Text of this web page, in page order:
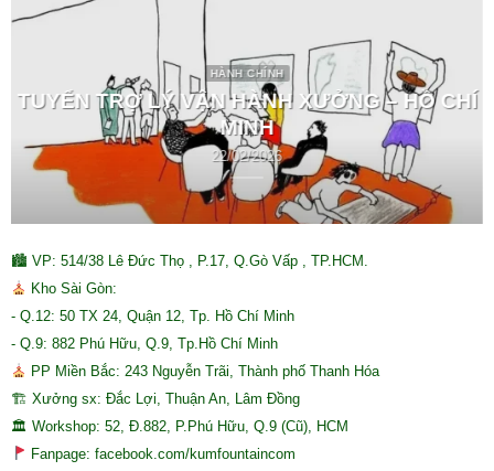
HÀNH CHÍNH
TUYỂN TRỢ LÝ VẬN HÀNH XƯỞNG – HỒ CHÍ
MINH
22/02/2026
🏙 VP: 514/38 Lê Đức Thọ , P.17, Q.Gò Vấp , TP.HCM.
Kho Sài Gòn:
- Q.12: 50 TX 24, Quận 12, Tp. Hồ Chí Minh
- Q.9: 882 Phú Hữu, Q.9, Tp.Hồ Chí Minh
PP Miền Bắc: 243 Nguyễn Trãi, Thành phố Thanh Hóa
🏗 Xưởng sx: Đắc Lợi, Thuận An, Lâm Đồng
🏛 Workshop: 52, Đ.882, P.Phú Hữu, Q.9 (Cũ), HCM
Fanpage: facebook.com/kumfountaincom